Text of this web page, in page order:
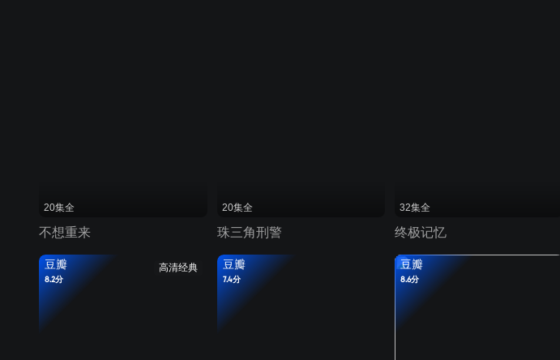
20集全
不想重来
20集全
珠三角刑警
32集全
终极记忆
高清经典
豆瓣
8.2分
豆瓣
7.4分
豆瓣
8.6分